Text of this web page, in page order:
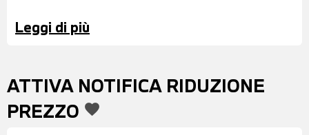
BLACK - CERCHI IN LEGA DA 17" -
PARCHEGGIO POSTERIORI - FARI A LED
CON FUNZIONE CORNERING -
Leggi di più
ATTIVA NOTIFICA RIDUZIONE
PREZZO favorite